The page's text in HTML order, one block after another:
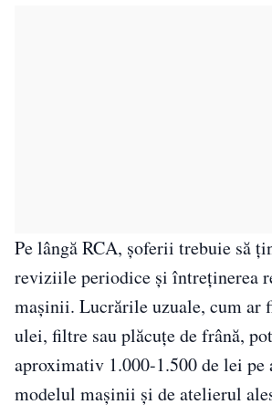
Pe lângă RCA, șoferii trebuie să
reviziile periodice și întreținerea
mașinii. Lucrările uzuale, cum ar
ulei, filtre sau plăcuțe de frână,
aproximativ 1.000-1.500 de lei pe
modelul mașinii și de atelierul